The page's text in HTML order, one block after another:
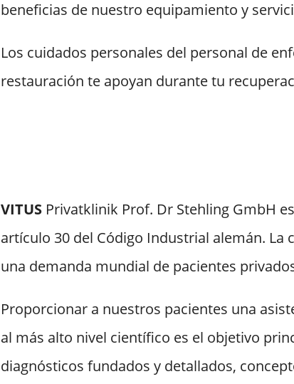
beneficias de nuestro equipamiento y
Los cuidados personales del personal de
restauración te apoyan durante tu
VITUSPrivatklinik Prof. Dr Stehling GmbH
artículo 30 del Código Industrial alemán.
una demanda mundial de pacientes
Proporcionar a nuestros pacientes una
al más alto nivel científico es el objetivo
diagnósticos fundados y detallados,